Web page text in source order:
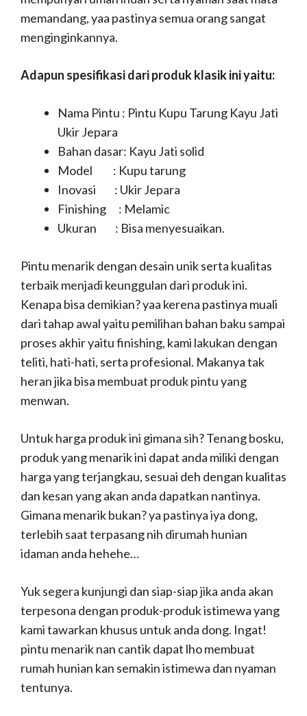
memandang, yaa pastinya semua orang sangat
menginginkannya.
Adapun spesifikasi dari produk klasik ini yaitu:
Nama Pintu : Pintu Kupu Tarung Kayu Jati
Ukir Jepara
Bahan dasar: Kayu Jati solid
Model : Kupu tarung
Inovasi : Ukir Jepara
Finishing : Melamic
Ukuran : Bisa menyesuaikan.
Pintu menarik dengan desain unik serta kualitas
terbaik menjadi keunggulan dari produk ini.
Kenapa bisa demikian? yaa kerena pastinya muali
dari tahap awal yaitu pemilihan bahan baku sampai
proses akhir yaitu finishing, kami lakukan dengan
teliti, hati-hati, serta profesional. Makanya tak
heran jika bisa membuat produk pintu yang
menwan.
Untuk harga produk ini gimana sih? Tenang bosku,
produk yang menarik ini dapat anda miliki dengan
harga yang terjangkau, sesuai deh dengan kualitas
dan kesan yang akan anda dapatkan nantinya.
Gimana menarik bukan? ya pastinya iya dong,
terlebih saat terpasang nih dirumah hunian
idaman anda hehehe…
Yuk segera kunjungi dan siap-siap jika anda akan
terpesona dengan produk-produk istimewa yang
kami tawarkan khusus untuk anda dong. Ingat!
pintu menarik nan cantik dapat lho membuat
rumah hunian kan semakin istimewa dan nyaman
tentunya.